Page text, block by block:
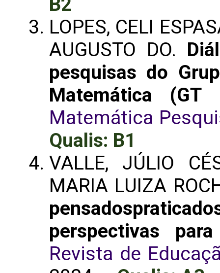
B2
LOPES, CELI
AUGUSTO DO.
pesquisas do
Matemática
Matemática
Qualis: B1
VALLE, JÚLIO
MARIA LUIZA
perspectivas
Revista de